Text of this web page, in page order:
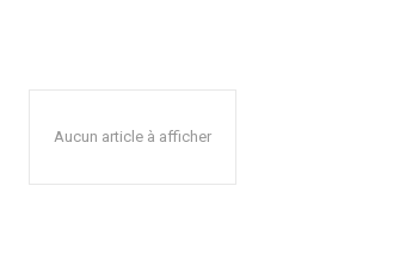
Aucun article à afficher